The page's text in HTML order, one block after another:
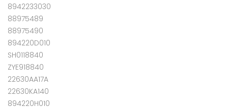
8942233030
88975489
88975490
894220D010
SH0118840
ZYE918840
22630AA17A
22630KA140
894220H010